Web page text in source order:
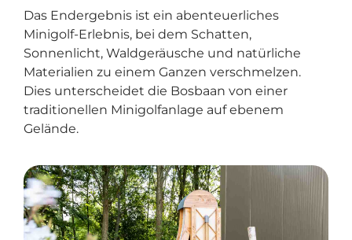
Das Endergebnis ist ein abenteuerliches
Minigolf-Erlebnis, bei dem Schatten,
Sonnenlicht, Waldgeräusche und natürliche
Materialien zu einem Ganzen verschmelzen.
Dies unterscheidet die Bosbaan von einer
traditionellen Minigolfanlage auf ebenem
Gelände.